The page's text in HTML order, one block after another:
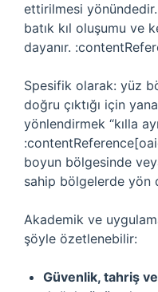
ettirilmesi
batık kıl oluşumu ve
dayanır.
Spesifik olarak: yüz
doğru çıktığı için
yönlendirmek “kılla
boyun bölgesinde
sahip bölgelerde yön
Akademik ve
şöyle özetlenebilir:
Güvenlik, tahriş ve